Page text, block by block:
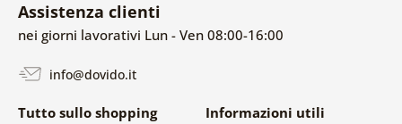
Assistenza clienti
nei giorni lavorativi Lun - Ven 08:00-16:00
info@dovido.it
Tutto sullo shopping Informazioni utili